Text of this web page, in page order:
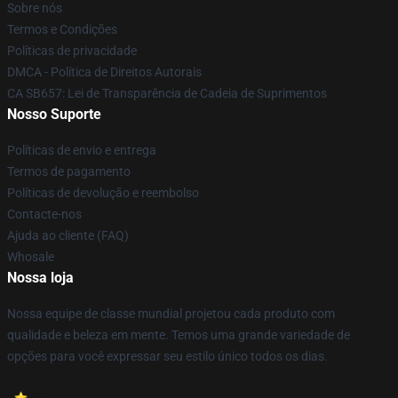
Sobre nós
Termos e Condições
Políticas de privacidade
DMCA - Política de Direitos Autorais
CA SB657: Lei de Transparência de Cadeia de Suprimentos
Nosso Suporte
Políticas de envio e entrega
Termos de pagamento
Políticas de devolução e reembolso
Contacte-nos
Ajuda ao cliente (FAQ)
Whosale
Nossa loja
Nossa equipe de classe mundial projetou cada produto com
qualidade e beleza em mente. Temos uma grande variedade de
opções para você expressar seu estilo único todos os dias.